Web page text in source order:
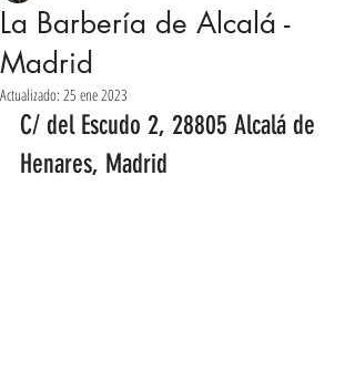
La Barbería de Alcalá -
Madrid
Actualizado: 25 ene 2023
C/ del Escudo 2, 28805 Alcalá de
Henares, Madrid